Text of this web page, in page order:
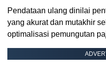
Pendataan ulang dinilai
yang akurat dan mutakhir
optimalisasi pemungutan